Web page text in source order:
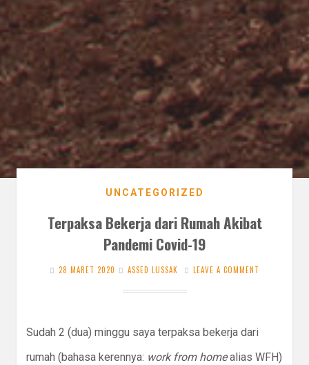
UNCATEGORIZED
Terpaksa Bekerja dari Rumah Akibat
Pandemi Covid-19
28 MARET 2020 ASSED LUSSAK LEAVE A COMMENT
Sudah 2 (dua) minggu saya terpaksa bekerja dari
rumah (bahasa kerennya: work from homealias WFH)